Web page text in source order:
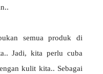
semua produk di
Jadi, kita perlu cuba
kulit kita.. Sebagai